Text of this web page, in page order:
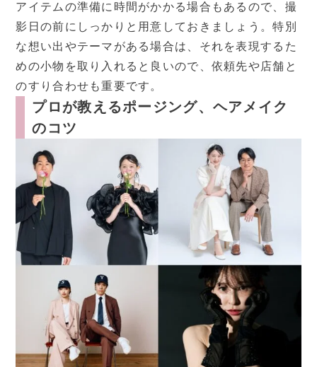
アイテムの準備に時間がかかる場合もあるので、撮
影日の前にしっかりと用意しておきましょう。特別
な想い出やテーマがある場合は、それを表現するた
めの小物を取り入れると良いので、依頼先や店舗と
のすり合わせも重要です。
プロが教えるポージング、ヘアメイク
のコツ